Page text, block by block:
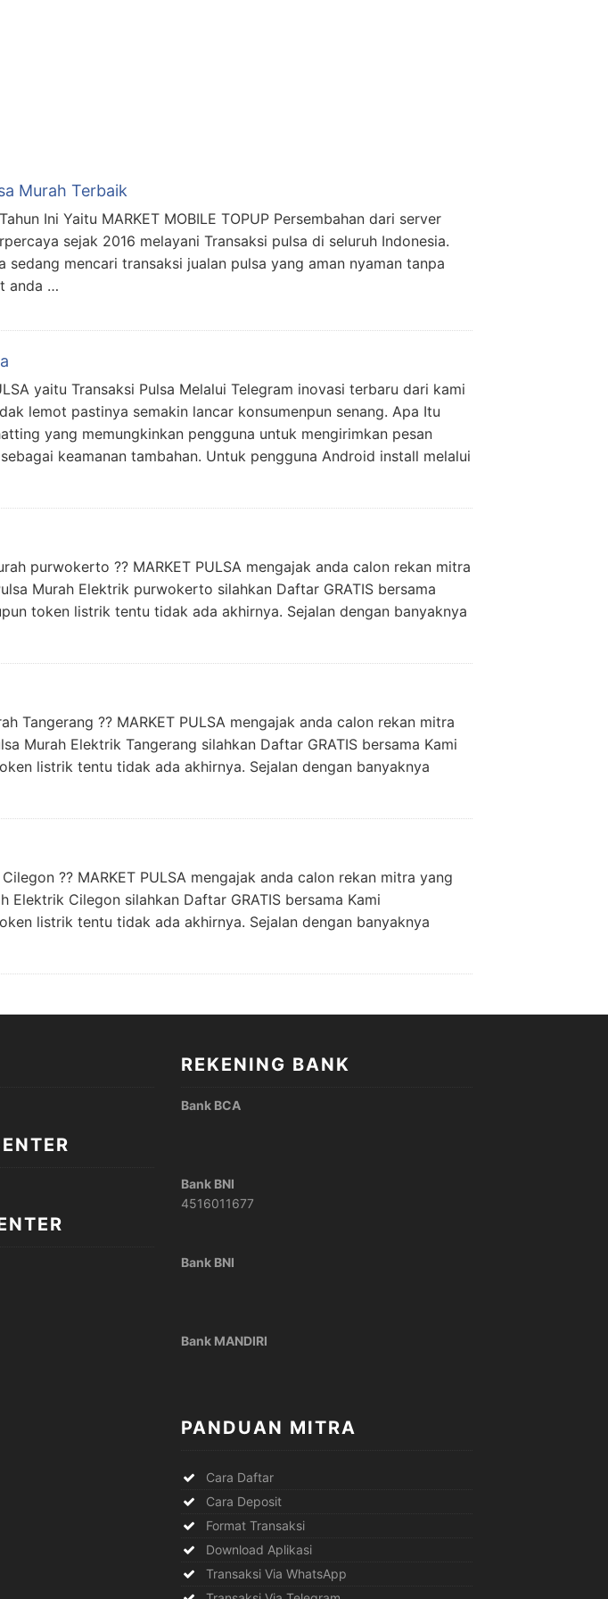
Murah Terbaik
Ini Yaitu MARKET MOBILE TOPUP Persembahan dari server
sejak 2016 melayani Transaksi pulsa di seluruh Indonesia.
sedang mencari transaksi jualan pulsa yang aman nyaman tanpa
anda …
yaitu Transaksi Pulsa Melalui Telegram inovasi terbaru dari kami
lemot pastinya semakin lancar konsumenpun senang. Apa Itu
yang memungkinkan pengguna untuk mengirimkan pesan
keamanan tambahan. Untuk pengguna Android install melalui
purwokerto ?? MARKET PULSA mengajak anda calon rekan mitra
Murah Elektrik purwokerto silahkan Daftar GRATIS bersama
token listrik tentu tidak ada akhirnya. Sejalan dengan banyaknya
Tangerang ?? MARKET PULSA mengajak anda calon rekan mitra
Murah Elektrik Tangerang silahkan Daftar GRATIS bersama Kami
listrik tentu tidak ada akhirnya. Sejalan dengan banyaknya
?? MARKET PULSA mengajak anda calon rekan mitra yang
Cilegon silahkan Daftar GRATIS bersama Kami
listrik tentu tidak ada akhirnya. Sejalan dengan banyaknya
REKENING BANK
Bank BCA
Bank BNI
4516011677
Bank BNI
Bank MANDIRI
PANDUAN MITRA
Cara Daftar
Cara Deposit
Format Transaksi
Download Aplikasi
Transaksi Via WhatsApp